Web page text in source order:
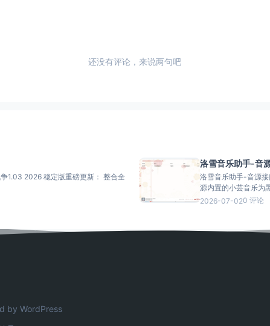
还没有评论，来说两句吧
1.03 2026 稳定版重磅更新： 整合全
洛雪音乐助手-音
洛雪音乐助手-音源接口 介绍： 这里提供洛雪音乐公众号独家音源和其它音
源内置的小芸音乐为
2026-07-020 评论
by WordPress